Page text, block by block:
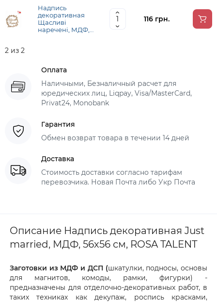
Надпись
декоративная
Щасливі
наречені, МДФ,
116 грн.
2 из 2
Оплата
Наличными, Безналичный расчет для
юредических лиц, Liqpay, Visa/MasterCard,
Privat24, Monobank
Гарантия
Обмен возврат товара в течении 14 дней
Доставка
Стоимость доставки согласно тарифам
перевозчика. Новая Почта либо Укр Почта
Описание Надпись декоративная Just
married, МДФ, 56х56 см, ROSA TALENT
Заготовки из МДФ и ДСП (шкатулки, подносы, основы
для магнитов, комоды, рамки, фигурки) -
предназначены для отделочно-декоративных работ, в
таких техниках как декупаж, роспись красками,